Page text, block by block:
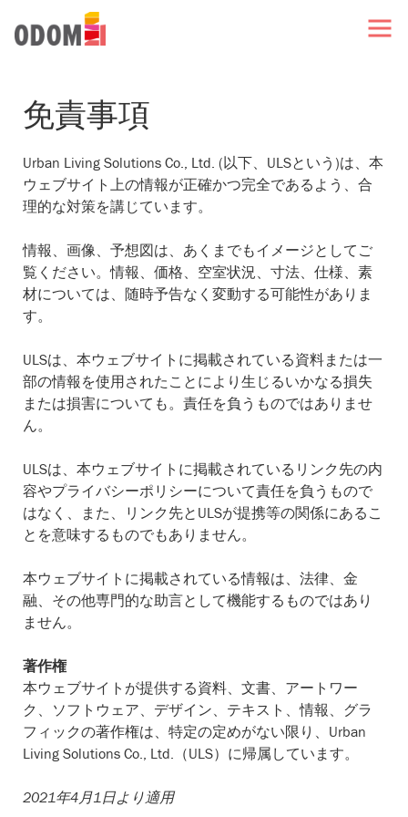
免責事項
Urban Living Solutions Co., Ltd. (以下、ULSという)は、本
ウェブサイト上の情報が正確かつ完全であるよう、合
理的な対策を講じています。
情報、画像、予想図は、あくまでもイメージとしてご
覧ください。情報、価格、空室状況、寸法、仕様、素
材については、随時予告なく変動する可能性がありま
す。
ULSは、本ウェブサイトに掲載されている資料または一
部の情報を使用されたことにより生じるいかなる損失
または損害についても。責任を負うものではありませ
ん。
ULSは、本ウェブサイトに掲載されているリンク先の内
容やプライバシーポリシーについて責任を負うもので
はなく、また、リンク先とULSが提携等の関係にあるこ
とを意味するものでもありません。
本ウェブサイトに掲載されている情報は、法律、金
融、その他専門的な助言として機能するものではあり
ません。
著作権
本ウェブサイトが提供する資料、文書、アートワー
ク、ソフトウェア、デザイン、テキスト、情報、グラ
フィックの著作権は、特定の定めがない限り、Urban
Living Solutions Co., Ltd.（ULS）に帰属しています。
2021年4月1日より適用